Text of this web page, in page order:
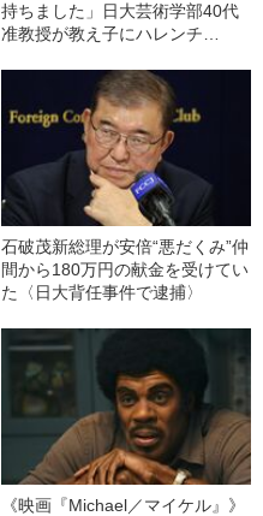
持ちました」日大芸術学部40代
准教授が教え子にハレンチ
する？」《大麻汚染に続き、今
度はセクハラ事件》
石破茂新総理が安倍“悪だくみ”仲
間から180万円の献金を受けてい
た〈日大背任事件で逮捕〉
《映画『Michael／マイケル』》